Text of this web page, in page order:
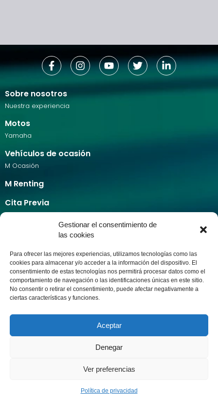
Gestionar el consentimiento de
las cookies
Para ofrecer las mejores experiencias, utilizamos tecnologías como las
cookies para almacenar y/o acceder a la información del dispositivo. El
consentimiento de estas tecnologías nos permitirá procesar datos como el
comportamiento de navegación o las identificaciones únicas en este sitio.
No consentir o retirar el consentimiento, puede afectar negativamente a
ciertas características y funciones.
Aceptar
Denegar
Ver preferencias
Política de privacidad
Sobre nosotros
Nuestra experiencia
Motos
Yamaha
Vehículos de ocasión
M Ocasión
M Renting
Cita Previa
Calculadora de pintura
Taxi Ecològic
Alquiler de coches
Seguros
M Recambios
Contacto
AVISO LEGALPOLÍTICA DE PRIVACIDAD
POLÍTICA DE COOKIESMAPA WEB